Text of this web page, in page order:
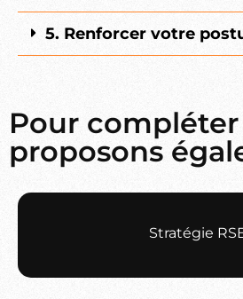
5. Renforcer votre
Pour
proposons
Stratégie